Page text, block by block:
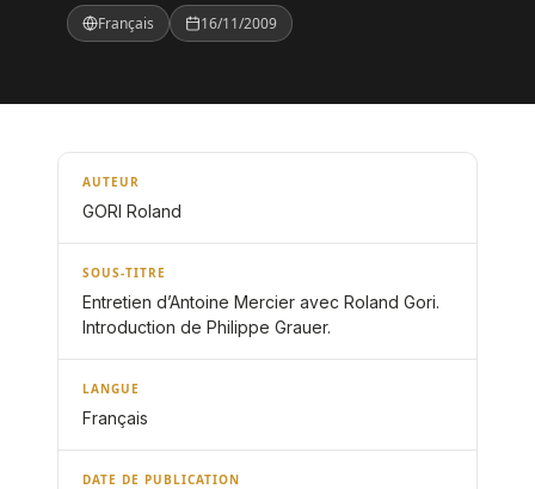
Français 16/11/2009
AUTEUR
GORI Roland
SOUS-TITRE
Entretien d’Antoine Mercier avec Roland Gori.
Introduction de Philippe Grauer.
LANGUE
Français
DATE DE PUBLICATION